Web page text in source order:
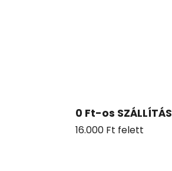
0 Ft-os SZÁLLÍTÁS
16.000 Ft felett